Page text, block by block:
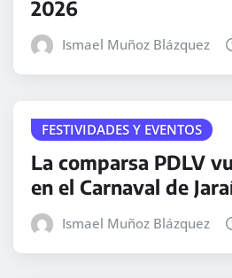
2026
Ismael Muñoz Blázquez
FESTIVIDADES Y EVENTOS
La comparsa PDLV
en el Carnaval de
Ismael Muñoz Blázquez